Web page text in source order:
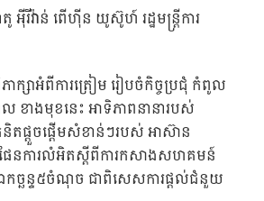
អ៉ីរីវ៉ាន់ ពើហ៊ីន យូស៊ូហ៍ រដ្ឋមន្ត្រីការ
ាក្សាអំពីការត្រៀម រៀបចំកិច្ចប្រជុំ កំពូល
ាងមុខនេះ អាទិភាពនានារបស់
ផ្តួចផ្តើមសំខាន់ៗរបស់ អាស៊ាន
ែនការលំអិតស្តីពីការកសាងសហគមន៍
ាឯកច្ឆន្ទ៥ចំណុច ជាពិសេសការផ្តល់ជំនួយ